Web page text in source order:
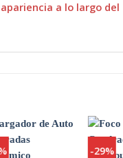
a lo largo
-29%